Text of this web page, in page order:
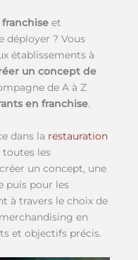
et
déployer ? Vous
établissements à
un concept de
de A à Z
en franchise.
dans la restauration
toutes les
un concept, une
puis pour les
à travers le choix de
en
et objectifs précis.